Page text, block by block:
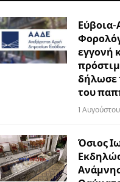
Εύβοια-
εγγονή
δήλωσε
του
1
Όσιος